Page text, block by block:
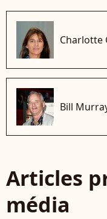
Charlotte
Bill
Articles
média